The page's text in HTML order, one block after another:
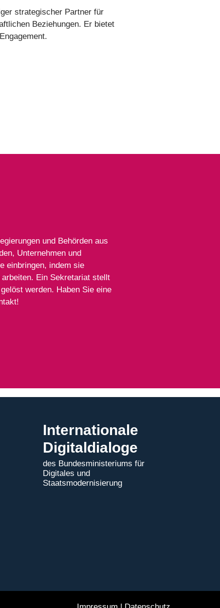
strategischer Partner für
Beziehungen. Er bietet
und Behörden aus
Unternehmen und
einbringen, indem sie
Ein Sekretariat stellt
werden. Haben Sie eine
Internationale
Digitaldialoge
des Bundesministeriums für
Digitales und
Staatsmodernisierung